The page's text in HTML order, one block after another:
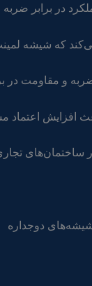
در برابر
می‌کند که شیشه
و مقاومت در
در ساختمان‌های